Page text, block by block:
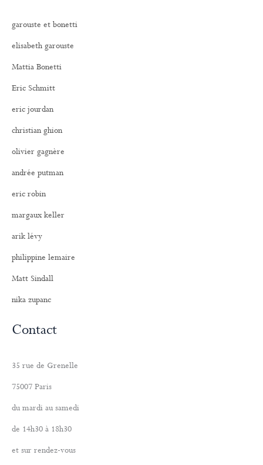
garouste et bonetti
elisabeth garouste
Mattia Bonetti
Eric Schmitt
eric jourdan
christian ghion
olivier gagnère
andrée putman
eric robin
margaux keller
arik lévy
philippine lemaire
Matt Sindall
nika zupanc
Contact
35 rue de Grenelle
75007 Paris
du mardi au samedi
de 14h30 à 18h30
et sur rendez-vous